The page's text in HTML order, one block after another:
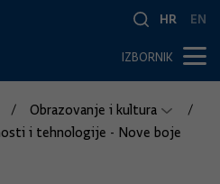
HR EN
IZBORNIK
Obrazovanje i kultura
i tehnologije - Nove boje